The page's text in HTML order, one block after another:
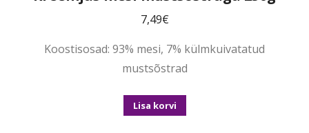
7,49€
Koostisosad: 93% mesi, 7% külmkuivatatud
mustsõstrad
Lisa korvi